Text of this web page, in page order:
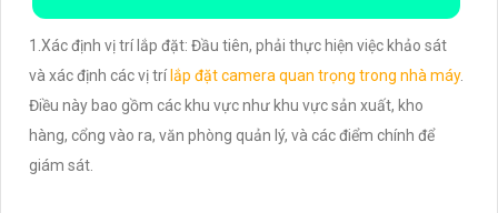
1.Xác định vị trí lắp đặt: Đầu tiên, phải thực hiện việc khảo sát
và xác định các vị trí lắp đặt camera quan trọng trong nhà máy.
Điều này bao gồm các khu vực như khu vực sản xuất, kho
hàng, cổng vào ra, văn phòng quản lý, và các điểm chính để
giám sát.